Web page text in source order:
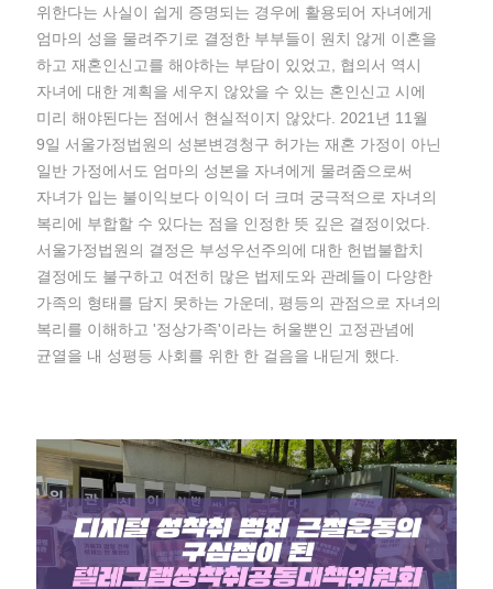
위한다는 사실이 쉽게 증명되는 경우에 활용되어 자녀에게
엄마의 성을 물려주기로 결정한 부부들이 원치 않게 이혼을
하고 재혼인신고를 해야하는 부담이 있었고, 협의서 역시
자녀에 대한 계획을 세우지 않았을 수 있는 혼인신고 시에
미리 해야된다는 점에서 현실적이지 않았다. 2021년 11월
9일 서울가정법원의 성본변경청구 허가는 재혼 가정이 아닌
일반 가정에서도 엄마의 성본을 자녀에게 물려줌으로써
자녀가 입는 불이익보다 이익이 더 크며 궁극적으로 자녀의
복리에 부합할 수 있다는 점을 인정한 뜻 깊은 결정이었다.
서울가정법원의 결정은 부성우선주의에 대한 헌법불합치
결정에도 불구하고 여전히 많은 법제도와 관례들이 다양한
가족의 형태를 담지 못하는 가운데, 평등의 관점으로 자녀의
복리를 이해하고 '정상가족'이라는 허울뿐인 고정관념에
균열을 내 성평등 사회를 위한 한 걸음을 내딛게 했다.